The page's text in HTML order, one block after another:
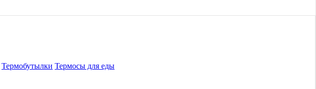
Термобутылки Термосы для еды